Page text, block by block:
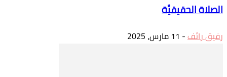
الصلاة الحقيقيَّة
رفيق رائف- 11 مارس، 2025